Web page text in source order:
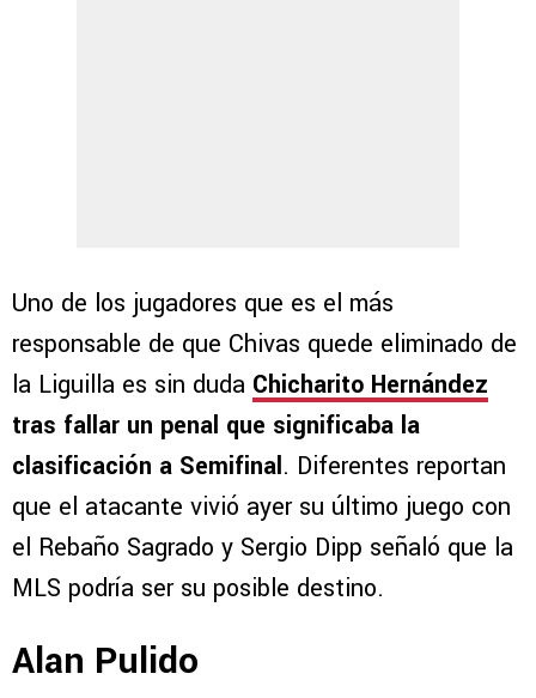
Uno de los jugadores que es el más
responsable de que Chivas quede eliminado de
la Liguilla es sin duda Chicharito Hernández
tras fallar un penal que significaba la
clasificación a Semifinal. Diferentes reportan
que el atacante vivió ayer su último juego con
el Rebaño Sagrado y Sergio Dipp señaló que la
MLS podría ser su posible destino.
Alan Pulido